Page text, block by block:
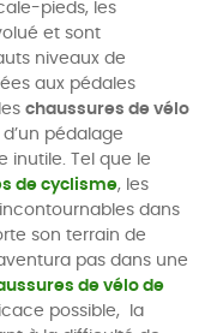
pieds, les
et sont
niveaux de
aux pédales
chaussures de vélo
pédalage
inutile. Tel que le
de cyclisme, les
dans
son terrain de
pas dans une
de vélo de
possible, la